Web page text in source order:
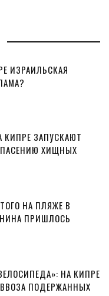
ИЗРАИЛЬСКАЯ
КИПРЕ ЗАПУСКАЮТ
ХИЩНЫХ
НА ПЛЯЖЕ В
ПРИШЛОСЬ
НА КИПРЕ
ПОДЕРЖАННЫХ